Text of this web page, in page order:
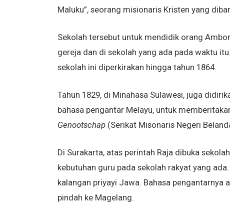
Maluku”, seorang misionaris Kristen yang
Sekolah tersebut untuk mendidik orang
gereja dan di sekolah yang ada pada waktu
sekolah ini diperkirakan hingga tahun 1864.
Tahun 1829, di Minahasa Sulawesi, juga
bahasa pengantar Melayu, untuk
Genootschap(Serikat Misonaris Negeri
Di Surakarta, atas perintah Raja dibuka
kebutuhan guru pada sekolah rakyat yang
kalangan priyayi Jawa. Bahasa pengantarnya
pindah ke Magelang.